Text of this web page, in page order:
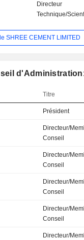
Directeur
Technique/
SHREE CEMENT LIMITED
Titre
Président
Directeur/
Conseil
Directeur/
Conseil
Directeur/
Conseil
Directeur/
Conseil
Directeur/